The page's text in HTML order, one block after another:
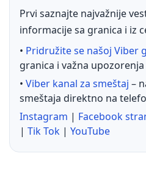
Prvi saznajte najvažnije
informacije sa granica i iz
• Pridružite se našoj Viber
granica i važna upozorenja
• Viber kanal za smeštaj –
smeštaja direktno na
Instagram | Facebook
| Tik Tok | YouTube